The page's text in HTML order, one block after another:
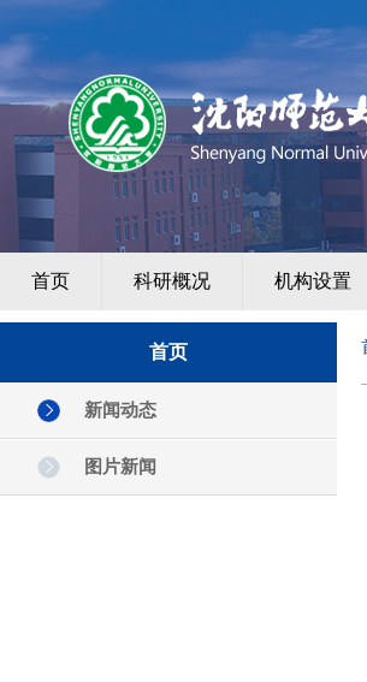
首页 科研概况 机构设置
首页
新闻动态
图片新闻